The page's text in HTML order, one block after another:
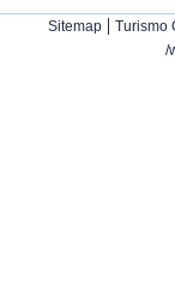
Sitemap | Turismo
/